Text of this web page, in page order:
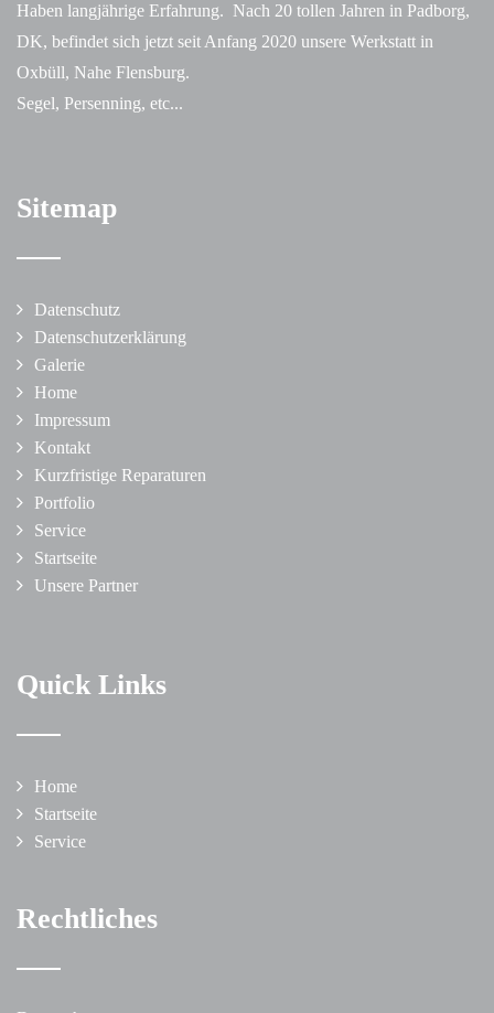
Haben langjährige Erfahrung. Nach 20 tollen Jahren in Padborg,
DK, befindet sich jetzt seit Anfang 2020 unsere Werkstatt in
Oxbüll, Nahe Flensburg.
Segel, Persenning, etc...
Sitemap
Datenschutz
Datenschutzerklärung
Galerie
Home
Impressum
Kontakt
Kurzfristige Reparaturen
Portfolio
Service
Startseite
Unsere Partner
Quick Links
Home
Startseite
Service
Rechtliches